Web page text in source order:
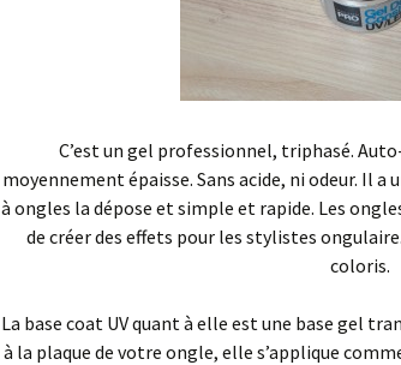
C’est un gel professionnel, triphasé.
moyennement épaisse. Sans acide, ni odeur. Il a
à ongles la dépose et simple et rapide. Les
de créer des effets pour les stylistes
coloris.
La base coat UV quant à elle est une base gel
à la plaque de votre ongle, elle s’applique